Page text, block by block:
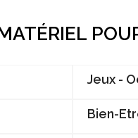
Jeux -
Bien-